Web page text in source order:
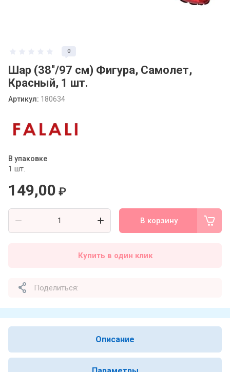
0
Шар (38''/97 см) Фигура, Самолет,
Красный, 1 шт.
Артикул: 180634
В упаковке
1 шт.
149,00 ₽
В корзину
Купить в один клик
Поделиться:
Описание